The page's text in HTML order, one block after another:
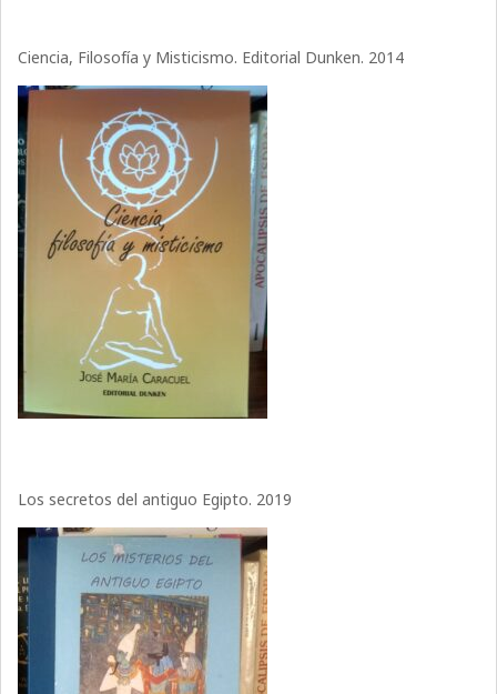
Ciencia, Filosofía y Misticismo. Editorial Dunken. 2014
Los secretos del antiguo Egipto. 2019